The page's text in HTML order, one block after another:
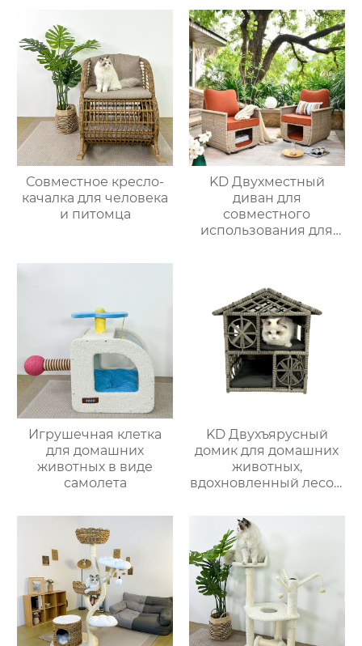
Совместное кресло-
качалка для человека
и питомца
KD Двухместный
диван для
совместного
использования для
Игрушечная клетка
для домашних
животных в виде
самолета
KD Двухъярусный
домик для домашних
животных,
вдохновленный лесом